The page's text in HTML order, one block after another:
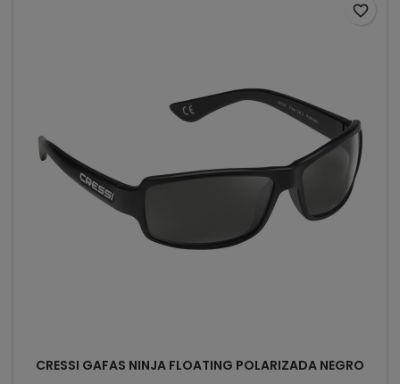
CRESSI GAFAS NINJA FLOATING POLARIZADA NEGRO
favorite_border